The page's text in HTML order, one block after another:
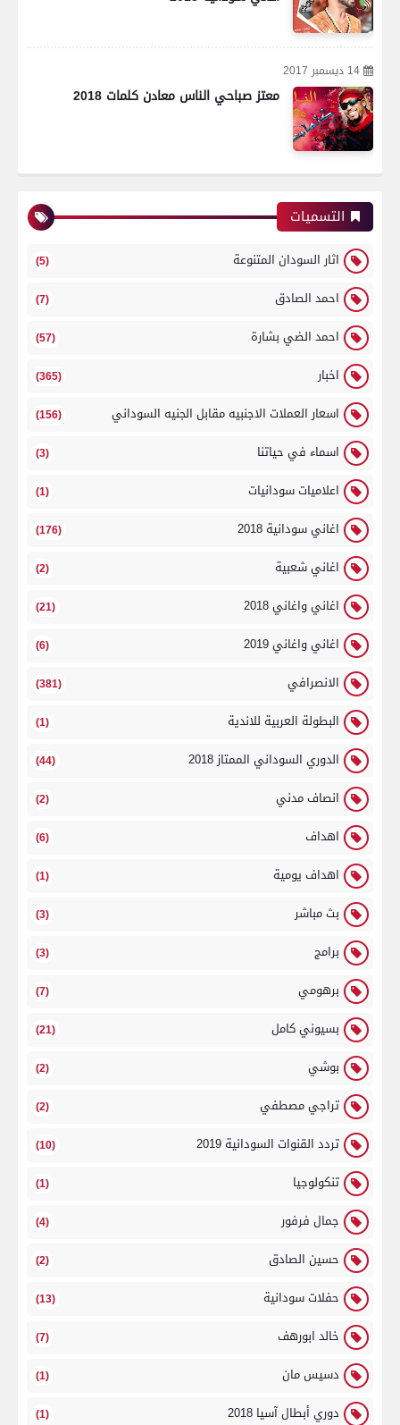
14 ديسمبر 2017
معتز صباحي الناس معادن كلمات 2018
التسميات
اثار السودان المتنوعة (5)
احمد الصادق (7)
احمد الضي بشارة (57)
اخبار (365)
اسعار العملات الاجنبيه مقابل الجنيه السوداني (156)
اسماء في حياتنا (3)
اعلاميات سودانيات (1)
اغاني سودانية 2018 (176)
اغاني شعبية (2)
اغاني واغاني 2018 (21)
اغاني واغاني 2019 (6)
الانصرافي (381)
البطولة العربية للاندية (1)
الدوري السوداني الممتاز 2018 (44)
انصاف مدني (2)
اهداف (6)
اهداف يومية (1)
بث مباشر (3)
برامج (3)
برهومي (7)
بسيوني كامل (21)
بوشي (2)
تراجي مصطفي (2)
تردد القنوات السودانية 2019 (10)
تنكولوجيا (1)
جمال فرفور (4)
حسين الصادق (2)
حفلات سودانية (13)
خالد ابورهف (7)
دسيس مان (1)
دوري أبطال آسيا 2018 (1)